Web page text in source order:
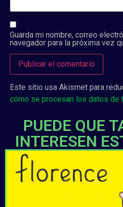
Guarda mi nombre, correo
navegador para la próxima vez
Este sitio usa Akismet para
cómo se procesan los datos de
PUEDE QUE
INTERESEN